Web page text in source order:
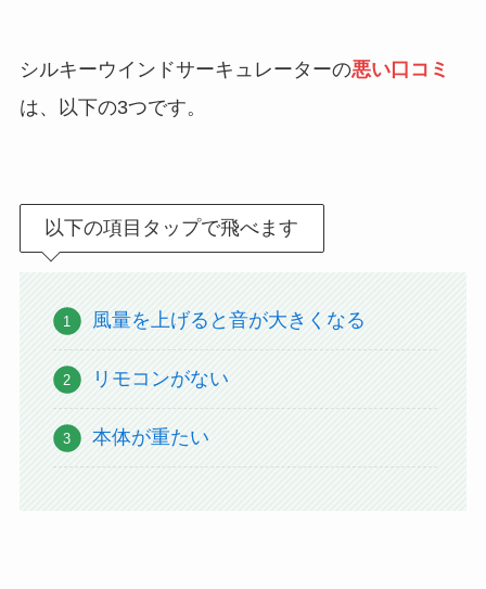
シルキーウインドサーキュレーターの悪い口コミ
は、以下の3つです。
以下の項目タップで飛べます
風量を上げると音が大きくなる
リモコンがない
本体が重たい